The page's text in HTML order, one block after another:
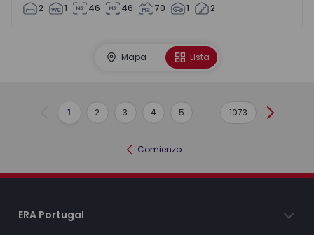
2 1 46 46 70 1 2
Mapa Lista
Anterior
1 2 3 4 5 ... 1073
Comienzo
ERA Portugal